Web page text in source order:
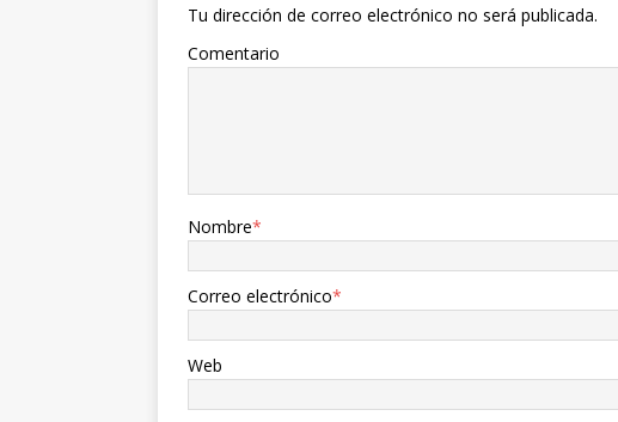
Tu dirección de correo electrónico no será publicada.
Comentario
Nombre*
Correo electrónico*
Web